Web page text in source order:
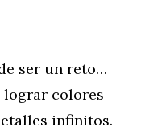
ser un reto…
lograr colores
infinitos.